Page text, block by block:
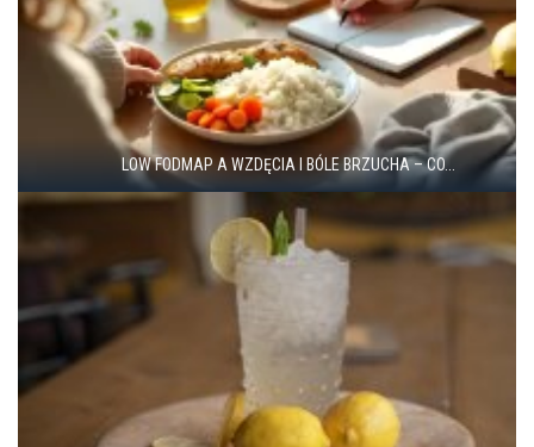
LOW FODMAP A WZDĘCIA I BÓLE BRZUCHA – CO...